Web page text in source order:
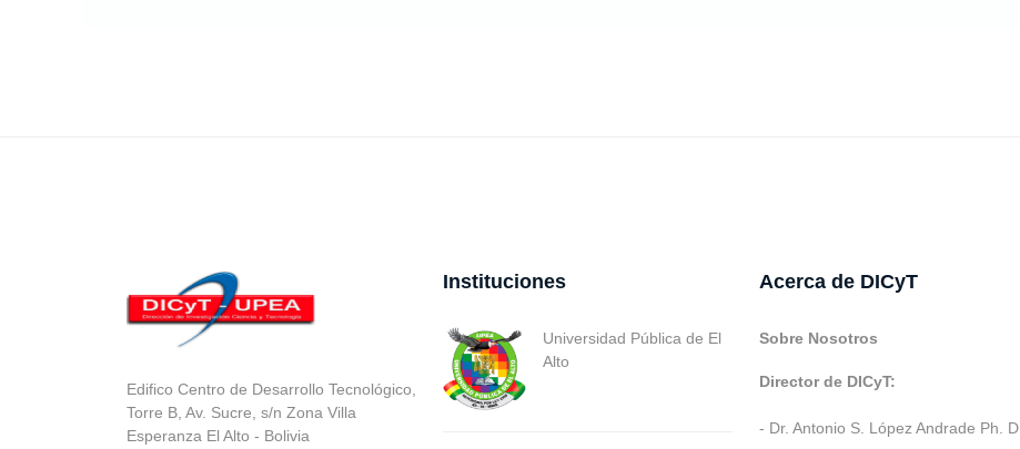
Edifico Centro de Desarrollo Tecnológico,
Torre B, Av. Sucre, s/n Zona Villa
Esperanza El Alto - Bolivia
Instituciones
Universidad Pública de El
Alto
Acerca de DICyT
Sobre Nosotros
Director de DICyT:
- Dr. Antonio S. López Andrade Ph. D.